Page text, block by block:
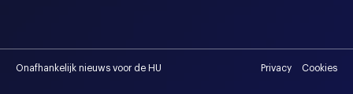
Onafhankelijk nieuws voor de HU Privacy Cookies